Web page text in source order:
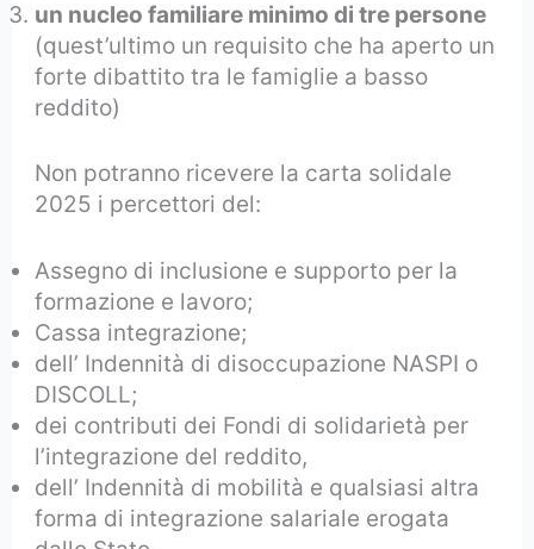
un nucleo familiare minimo di tre persone
(quest’ultimo un requisito che ha aperto un
forte dibattito tra le famiglie a basso
reddito)
Non potranno ricevere la carta solidale
2025 i percettori del:
Assegno di inclusione e supporto per la
formazione e lavoro;
Cassa integrazione;
dell’ Indennità di disoccupazione NASPI o
DISCOLL;
dei contributi dei Fondi di solidarietà per
l’integrazione del reddito,
dell’ Indennità di mobilità e qualsiasi altra
forma di integrazione salariale erogata